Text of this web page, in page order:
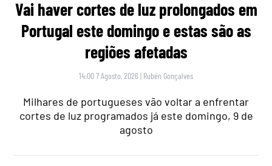
Vai haver cortes de luz prolongados em
Portugal este domingo e estas são as
regiões afetadas
14:00 7 Agosto, 2026 | Rubén Gonçalves
Milhares de portugueses vão voltar a enfrentar
cortes de luz programados já este domingo, 9 de
agosto